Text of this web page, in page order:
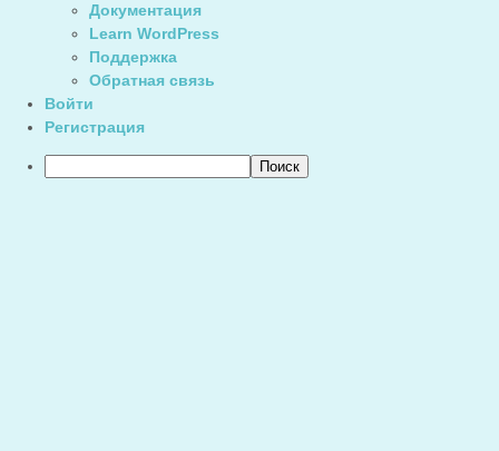
Документация
Learn WordPress
Поддержка
Обратная связь
Войти
Регистрация
Поиск